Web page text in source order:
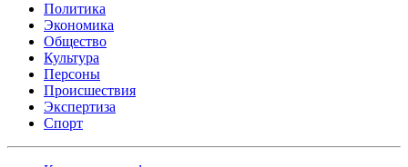
Политика
Экономика
Общество
Культура
Персоны
Происшествия
Экспертиза
Спорт